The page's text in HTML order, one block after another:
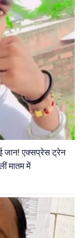
जान! एक्सप्रेस ट्रेन
मातम में